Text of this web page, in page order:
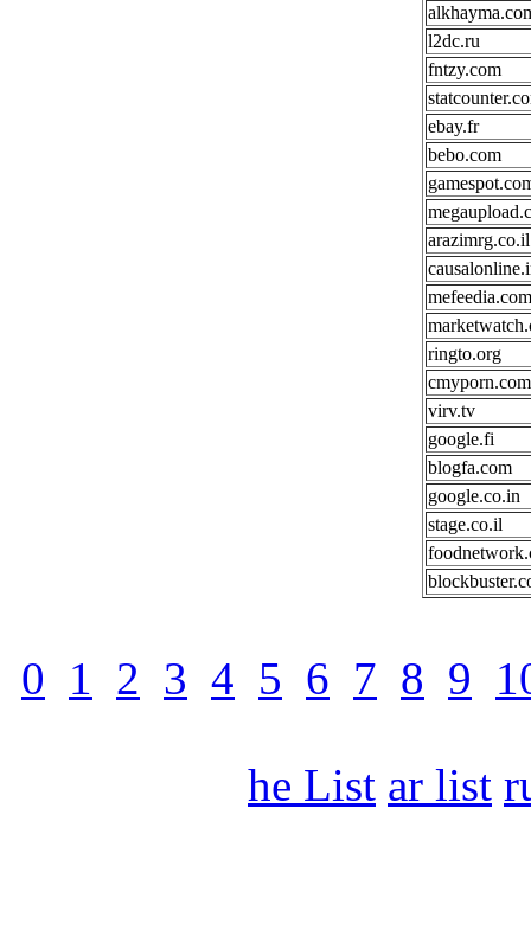
l2dc.ru
fntzy.com
ebay.fr
bebo.com
arazimrg.co.il
mefeedia.com
ringto.org
cmyporn.com
virv.tv
google.fi
blogfa.com
google.co.in
stage.co.il
0 1 2 3 4 5 6 7 8 9
he List ar list